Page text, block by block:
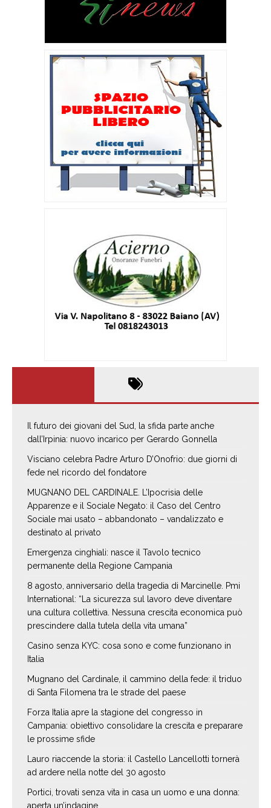
Il futuro dei giovani del Sud, la sfida parte anche
dall’Irpinia: nuovo incarico per Gerardo Gonnella
Visciano celebra Padre Arturo D’Onofrio: due giorni di
fede nel ricordo del fondatore
MUGNANO DEL CARDINALE. L’Ipocrisia delle
Apparenze e il Sociale Negato: il Caso del Centro
Sociale mai usato – abbandonato – vandalizzato e
destinato al privato
Emergenza cinghiali: nasce il Tavolo tecnico
permanente della Regione Campania
8 agosto, anniversario della tragedia di Marcinelle. Pmi
International: “La sicurezza sul lavoro deve diventare
una cultura collettiva. Nessuna crescita economica può
prescindere dalla tutela della vita umana”
Casino senza KYC: cosa sono e come funzionano in
Italia
Mugnano del Cardinale, il cammino della fede: il triduo
di Santa Filomena tra le strade del paese
Forza Italia apre la stagione del congresso in
Campania: obiettivo consolidare la crescita e preparare
le prossime sfide
Lauro riaccende la storia: il Castello Lancellotti tornerà
ad ardere nella notte del 30 agosto
Portici, trovati senza vita in casa un uomo e una donna:
aperta un’indagine